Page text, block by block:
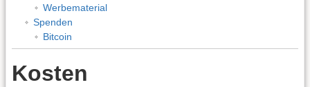
Werbematerial
Spenden
Bitcoin
Kosten